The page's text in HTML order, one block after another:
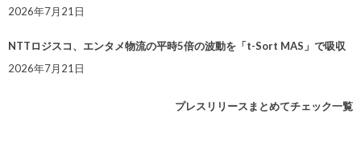
2026年7月21日
NTTロジスコ、エンタメ物流の平時5倍の波動を「t-Sort MAS」で吸収
2026年7月21日
プレスリリースまとめてチェック一覧